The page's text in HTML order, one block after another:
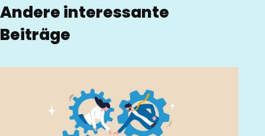
Andere interessante
Beiträge